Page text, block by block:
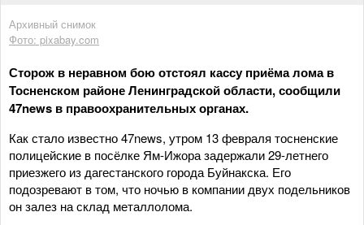
Архивный снимок
Фото: pixabay.com
Сторож в неравном бою отстоял кассу приёма лома в
Тосненском районе Ленинградской области, сообщили
47news в правоохранительных органах.
Как стало известно 47news, утром 13 февраля тосненские
полицейские в посёлке Ям-Ижора задержали 29-летнего
приезжего из дагестанского города Буйнакска. Его
подозревают в том, что ночью в компании двух подельников
он залез на склад металлолома.